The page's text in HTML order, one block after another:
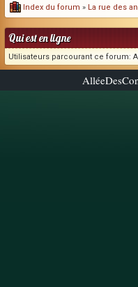
Index du forum » La rue des
Qui est en ligne
Utilisateurs parcourant ce forum: